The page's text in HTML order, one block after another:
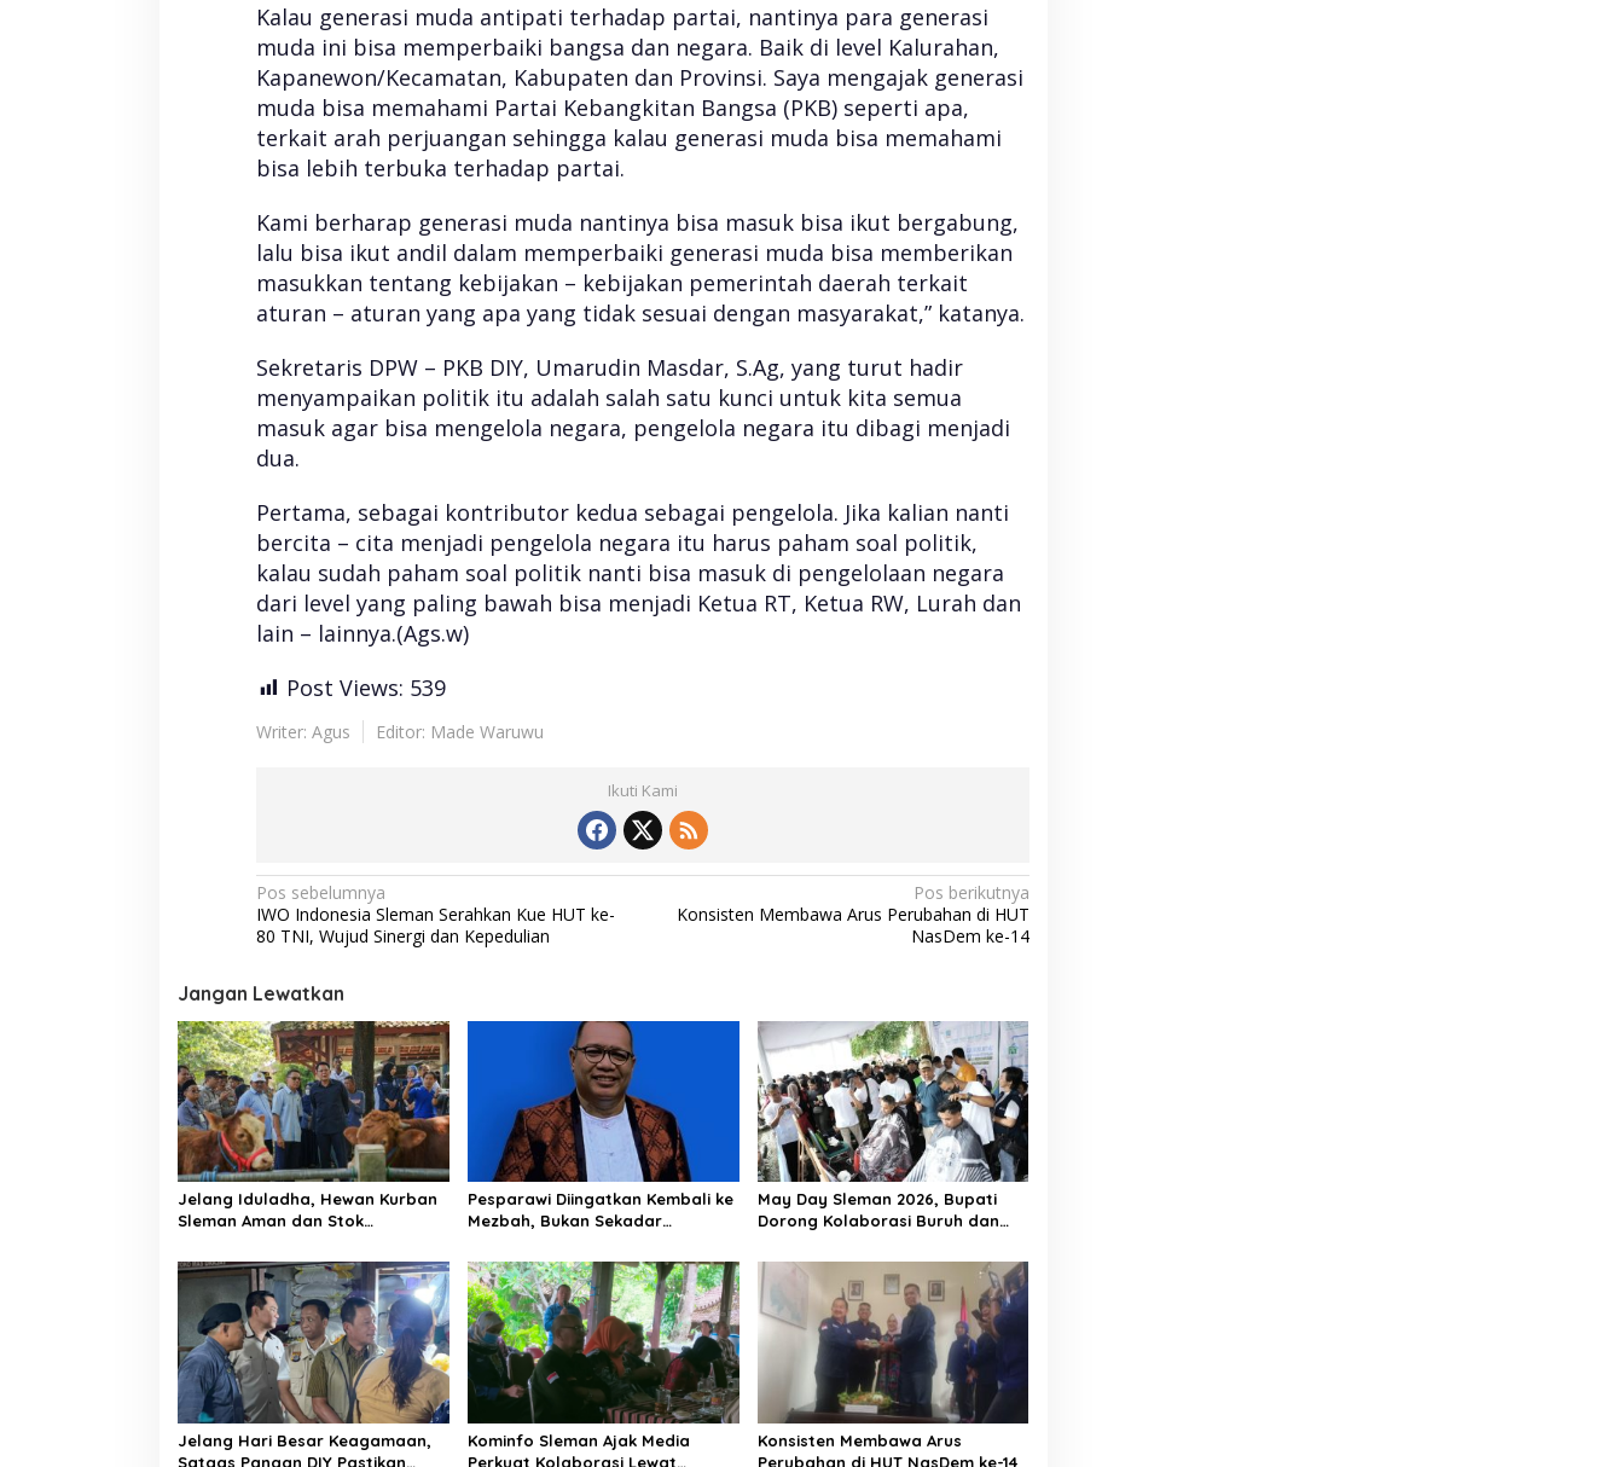
Kalau generasi muda antipati terhadap partai, nantinya para generasi
muda ini bisa memperbaiki bangsa dan negara. Baik di level Kalurahan,
Kapanewon/Kecamatan, Kabupaten dan Provinsi. Saya mengajak generasi
muda bisa memahami Partai Kebangkitan Bangsa (PKB) seperti apa,
terkait arah perjuangan sehingga kalau generasi muda bisa memahami
bisa lebih terbuka terhadap partai.
Kami berharap generasi muda nantinya bisa masuk bisa ikut bergabung,
lalu bisa ikut andil dalam memperbaiki generasi muda bisa memberikan
masukkan tentang kebijakan – kebijakan pemerintah daerah terkait
aturan – aturan yang apa yang tidak sesuai dengan masyarakat,” katanya.
Sekretaris DPW – PKB DIY, Umarudin Masdar, S.Ag, yang turut hadir
menyampaikan politik itu adalah salah satu kunci untuk kita semua
masuk agar bisa mengelola negara, pengelola negara itu dibagi menjadi
dua.
Pertama, sebagai kontributor kedua sebagai pengelola. Jika kalian nanti
bercita – cita menjadi pengelola negara itu harus paham soal politik,
kalau sudah paham soal politik nanti bisa masuk di pengelolaan negara
dari level yang paling bawah bisa menjadi Ketua RT, Ketua RW, Lurah dan
lain – lainnya.(Ags.w)
Post Views: 539
Writer: Agus Editor: Made Waruwu
Ikuti Kami
N
a
i
g
a
s
i
p
o
s
Pos sebelumnya
IWO Indonesia Sleman Serahkan Kue HUT ke-
80 TNI, Wujud Sinergi dan Kepedulian
Pos berikutnya
Konsisten Membawa Arus Perubahan di HUT
NasDem ke-14
Jangan Lewatkan
Jelang Iduladha, Hewan Kurban
Sleman Aman dan Stok
Pesparawi Diingatkan Kembali ke
Mezbah, Bukan Sekadar
May Day Sleman 2026, Bupati
Dorong Kolaborasi Buruh dan
Jelang Hari Besar Keagamaan,
Satgas Pangan DIY Pastikan
Kominfo Sleman Ajak Media
Perkuat Kolaborasi Lewat
Konsisten Membawa Arus
Perubahan di HUT NasDem ke-14